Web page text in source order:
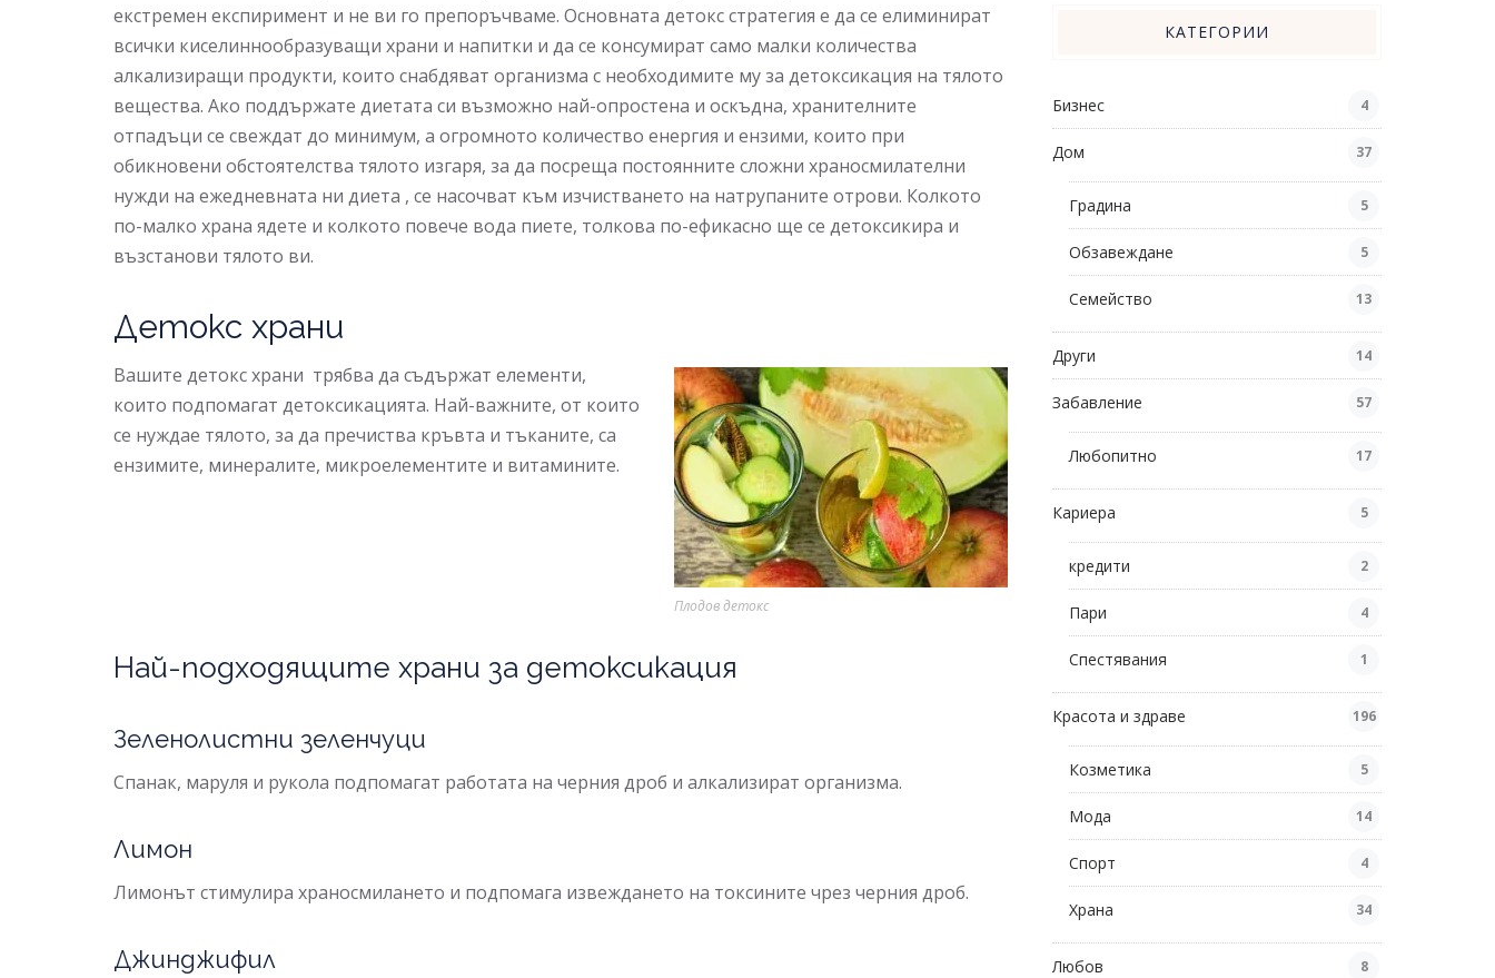
екстремен експиримент и не ви го препоръчваме. Основната детокс стратегия е да се елиминират
всички киселиннообразуващи храни и напитки и да се консумират само малки количества
алкализиращи продукти, които снабдяват организма с необходимите му за детоксикация на тялото
вещества. Ако поддържате диетата си възможно най-опростена и оскъдна, хранителните
отпадъци се свеждат до минимум, а огромното количество енергия и ензими, които при
обикновени обстоятелства тялото изгаря, за да посреща постоянните сложни храносмилателни
нужди на ежедневната ни диета , се насочват към изчистването на натрупаните отрови. Колкото
по-малко храна ядете и колкото повече вода пиете, толкова по-ефикасно ще се детоксикира и
възстанови тялото ви.
Детокс храни
Плодов детокс
Вашите детокс храни трябва да съдържат елементи,
които подпомагат детоксикацията. Най-важните, от които
се нуждае тялото, за да пречиства кръвта и тъканите, са
ензимите, минералите, микроелементите и витамините.
Най-подходящите храни за детоксикация
Зеленолистни зеленчуци
Спанак, маруля и рукола подпомагат работата на черния дроб и алкализират организма.
Лимон
Лимонът стимулира храносмилането и подпомага извеждането на токсините чрез черния дроб.
Джинджифил
КАТЕГОРИИ
Бизнес 4
Дом 37
Градина 5
Обзавеждане 5
Семейство 13
Други 14
Забавление 57
Любопитно 17
Кариера 5
кредити 2
Пари 4
Спестявания 1
Красота и здраве 196
Козметика 5
Мода 14
Спорт 4
Храна 34
Любов 8